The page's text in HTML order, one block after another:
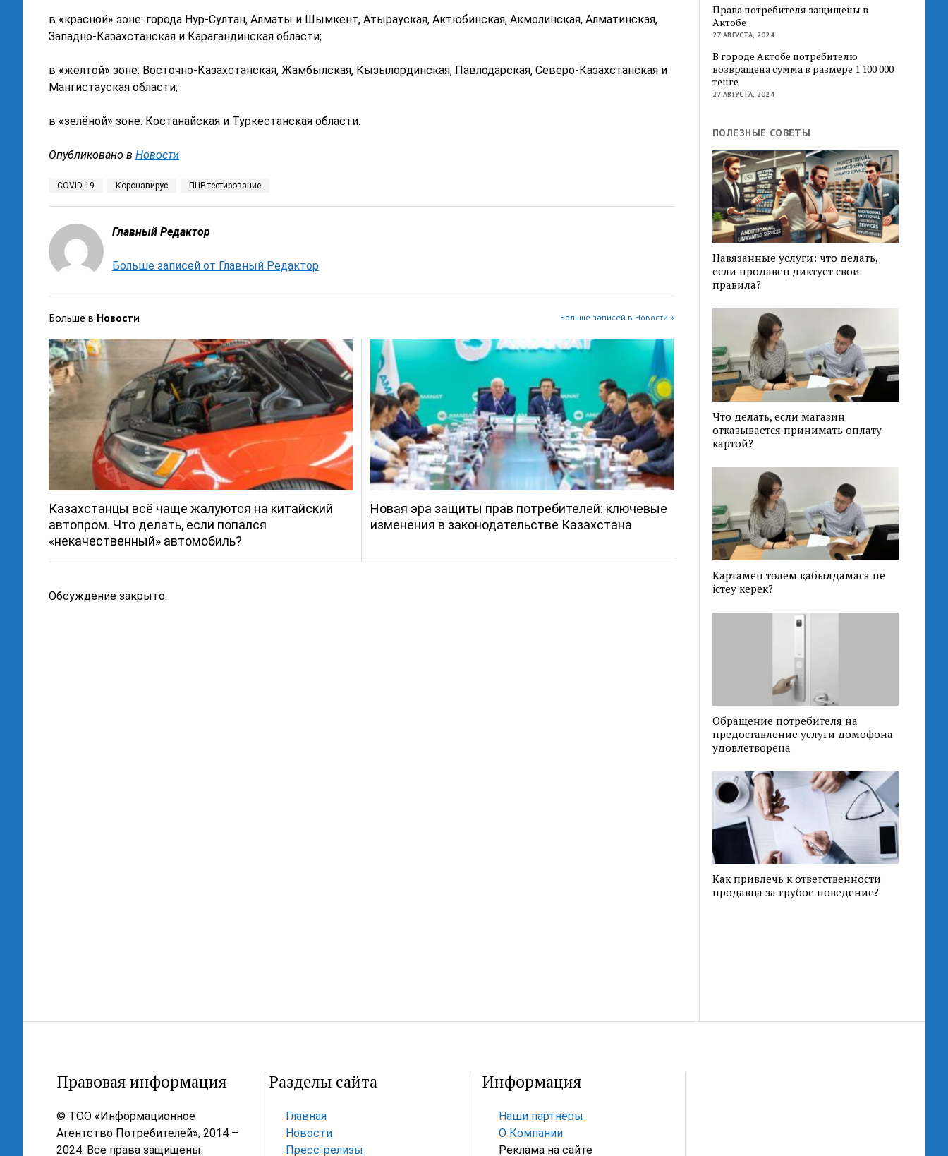
в «красной» зоне: города Нур-Султан, Алматы и Шымкент, Атырауская, Актюбинская, Акмолинская, Алматинская,
Западно-Казахстанская и Карагандинская области;
в «желтой» зоне: Восточно-Казахстанская, Жамбылская, Кызылординская, Павлодарская, Северо-Казахстанская и
Мангистауская области;
в «зелёной» зоне: Костанайская и Туркестанская области.
Опубликовано в Новости
COVID-19 Коронавирус ПЦР-тестирование
Главный Редактор
Больше записей от Главный Редактор
Больше в Новости Больше записей в Новости »
Казахстанцы всё чаще жалуются на китайский
автопром. Что делать, если попался
«некачественный» автомобиль?
Новая эра защиты прав потребителей: ключевые
изменения в законодательстве Казахстана
Обсуждение закрыто.
Права потребителя защищены в
Актобе
27 АВГУСТА, 2024
В городе Актобе потребителю
возвращена сумма в размере 1 100 000
тенге
27 АВГУСТА, 2024
ПОЛЕЗНЫЕ СОВЕТЫ
Навязанные услуги: что делать,
если продавец диктует свои
правила?
Что делать, если магазин
отказывается принимать оплату
картой?
Картамен төлем қабылдамаса не
істеу керек?
Обращение потребителя на
предоставление услуги домофона
удовлетворена
Как привлечь к ответственности
продавца за грубое поведение?
Правовая информация
© ТОО «Информационное
Агентство Потребителей», 2014 –
2024. Все права защищены.
Разделы сайта
Главная
Новости
Пресс-релизы
Информация
Наши партнёры
О Компании
Реклама на сайте